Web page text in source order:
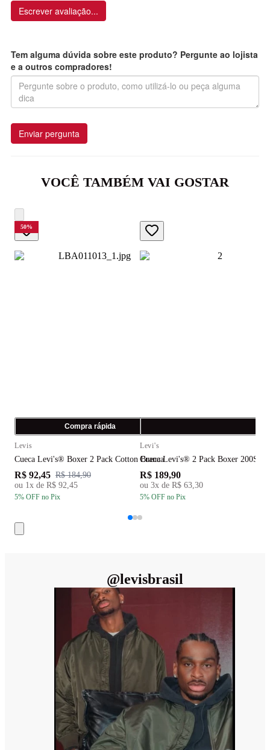
Escrever avaliação...
Tem alguma dúvida sobre este produto? Pergunte ao lojista
e a outros compradores!
Enviar pergunta
VOCÊ TAMBÉM VAI GOSTAR
50%
Compra rápida
Levis
Cueca Levi's® Boxer 2 Pack Cotton Branca
R$ 92,45 R$ 184,90
ou 1x de R$ 92,45
5% OFF no Pix
Levi's
Cueca Levi's® 2 Pack Boxer 200Sf
R$ 189,90
ou 3x de R$ 63,30
5% OFF no Pix
@levisbrasil